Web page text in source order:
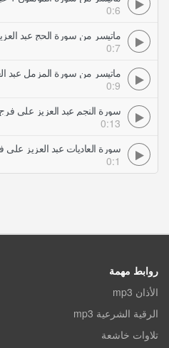
0:6
0:7
0:9
سورة النجم عبد العزيز علي
0:13
0:1
روابط مهمة
الأذان mp3
الرقية الشرعية mp3
تلاوات خاشعة